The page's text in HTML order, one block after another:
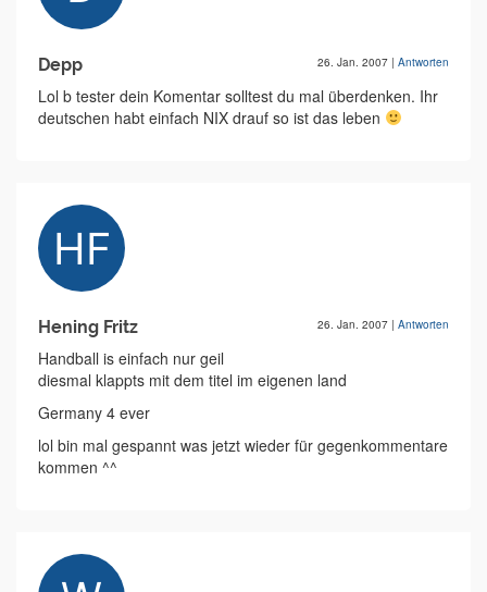
Depp 26. Jan. 2007 | Antworten
Lol b tester dein Komentar solltest du mal überdenken. Ihr
deutschen habt einfach NIX drauf so ist das leben
Hening Fritz 26. Jan. 2007 | Antworten
Handball is einfach nur geil
diesmal klappts mit dem titel im eigenen land
Germany 4 ever
lol bin mal gespannt was jetzt wieder für gegenkommentare
kommen ^^